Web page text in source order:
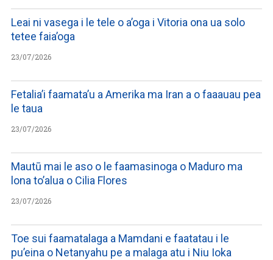
Leai ni vasega i le tele o a’oga i Vitoria ona ua solo
tetee faia’oga
23/07/2026
Fetalia’i faamata’u a Amerika ma Iran a o faaauau pea
le taua
23/07/2026
Mautū mai le aso o le faamasinoga o Maduro ma
lona to’alua o Cilia Flores
23/07/2026
Toe sui faamatalaga a Mamdani e faatatau i le
pu’eina o Netanyahu pe a malaga atu i Niu Ioka